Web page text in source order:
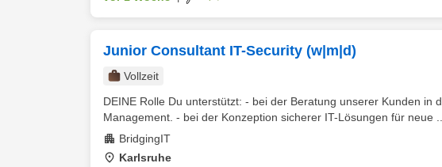
Junior Consultant IT-Security (w|m|d)
Vollzeit
DEINE Rolle Du unterstützt: - bei der Beratung unserer Kunden in
Management. - bei der Konzeption sicherer IT-Lösungen für neue ...
BridgingIT
Karlsruhe